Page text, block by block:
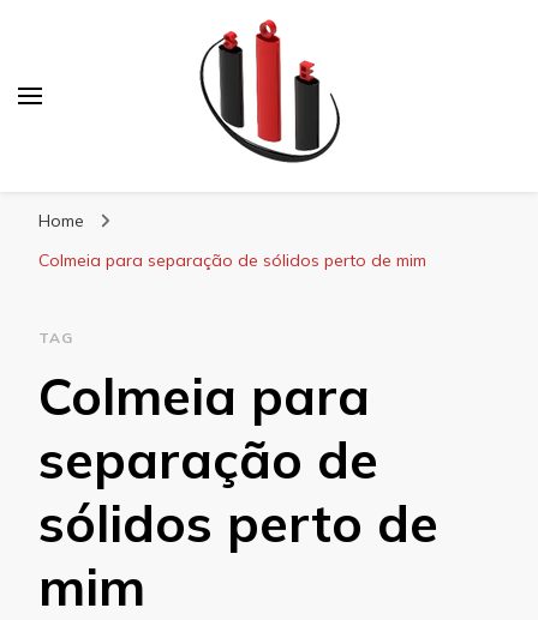
Home
Colmeia para separação de sólidos perto de mim
TAG
Colmeia para
separação de
sólidos perto de
mim